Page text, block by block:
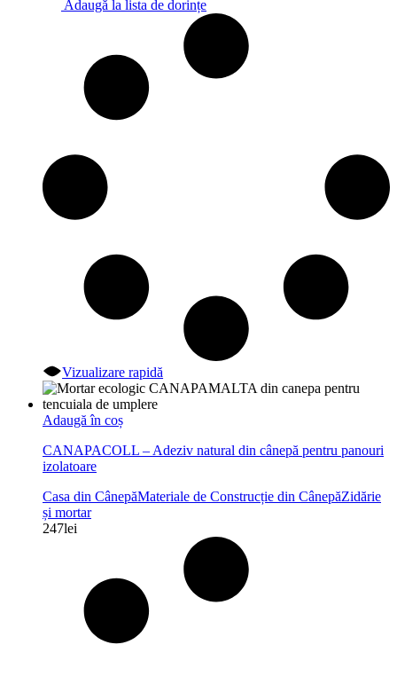
Adaugă la lista de dorințe
Vizualizare rapidă
Adaugă în coș
CANAPACOLL – Adeziv natural din cânepă pentru panouri
izolatoare
Casa din CânepăMateriale de Construcție din CânepăZidărie
și mortar
247lei